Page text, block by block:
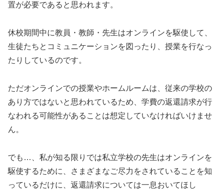
置が必要であると思われます。
休校期間中に教員・教師・先生はオンラインを駆使して、
生徒たちとコミュニケーションを図ったり、授業を行なっ
たりしているのです。
ただオンラインでの授業やホームルームは、従来の学校の
あり方ではないと思われているため、学費の返還請求が行
なわれる可能性があることは想定していなければいけませ
ん。
でも…、私が知る限りでは私立学校の先生はオンラインを
駆使するために、さまざまなご尽力をされていることを知
っているだけに、返還請求については一息おいてほし